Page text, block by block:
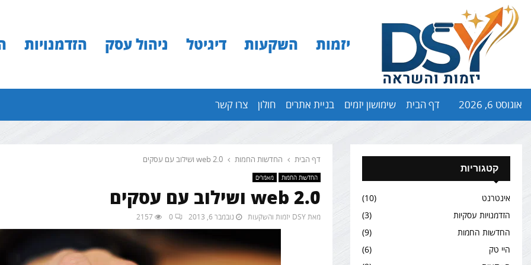
יזמות השקעות דיגיטל ניהול עסק הזדמנויות
אוגוסט 6, 2026 דף הבית שימושון יזמים בניית אתרים חולון צרו קשר
דף הבית החדשות החמות web 2.0 ושילוב עם עסקים
החדשות החמות מאמרים
web 2.0 ושילוב עם עסקים
מאתDSY יזמות והשקעות נובמבר 6, 2013 0
2157
קטגוריות
אינטרנט
(10)
הזדמנויות עסקיות
(3)
החדשות החמות
(9)
היי טק
(6)